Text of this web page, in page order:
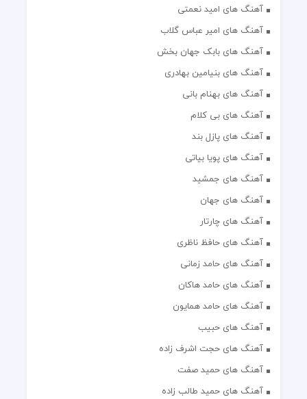
آهنگ های امید نعمتی
آهنگ های امیر عباس گلاب
آهنگ های بابک جهان بخش
آهنگ های بنیامین بهادری
آهنگ های بهنام بانی
آهنگ های بی کلام
آهنگ های پازل بند
آهنگ های پویا بیاتی
آهنگ های جمشید
آهنگ های جهان
آهنگ های چارتار
آهنگ های حافظ ناظری
آهنگ های حامد زمانی
آهنگ های حامد هاکان
آهنگ های حامد همایون
آهنگ های حبیب
آهنگ های حجت اشرف زاده
آهنگ های حمید صفت
آهنگ های حمید طالب زاده